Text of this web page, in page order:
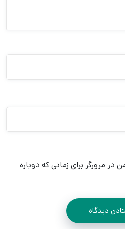
مرورگر برای زمانی که دوباره